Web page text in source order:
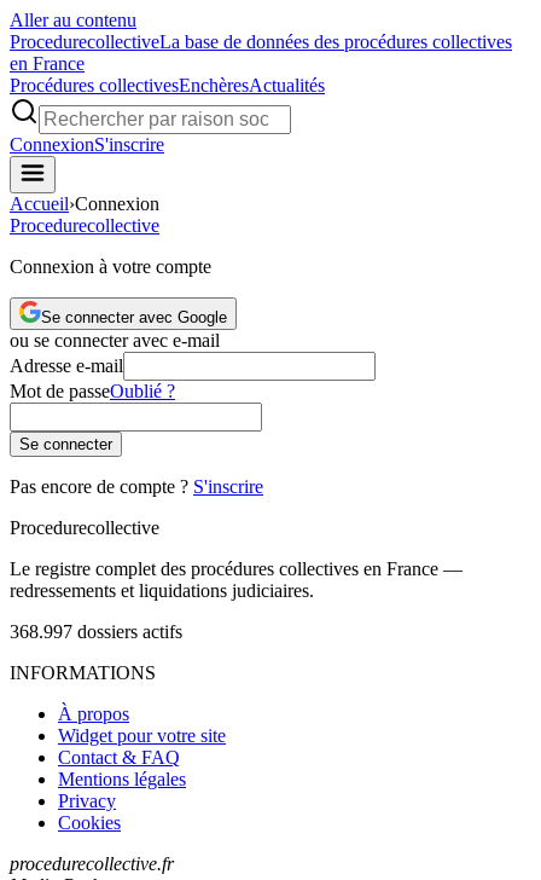
Aller au contenu
ProcedurecollectiveLa base de données des procédures collectives
en France
Procédures collectivesEnchèresActualités
ConnexionS'inscrire
Accueil›Connexion
Procedurecollective
Connexion à votre compte
Se connecter avec Google
ou se connecter avec e-mail
Adresse e-mail
Mot de passeOublié ?
Se connecter
Pas encore de compte ? S'inscrire
Procedurecollective
Le registre complet des procédures collectives en France —
redressements et liquidations judiciaires.
368.997 dossiers actifs
INFORMATIONS
À propos
Widget pour votre site
Contact & FAQ
Mentions légales
Privacy
Cookies
procedurecollective.fr